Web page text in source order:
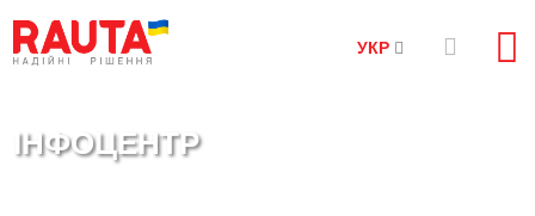
УКР
ІНФОЦЕНТР